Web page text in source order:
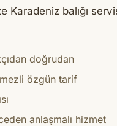
Karadeniz balığı
doğrudan
özgün tarif
anlaşmalı hizmet